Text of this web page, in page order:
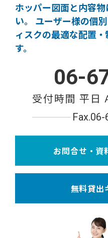
ホッパー図面と内容
い。
ユーザー様の個
ィスクの最適な配置
す。
06-
受付時間 平日
お問合せ・資
無料貸出